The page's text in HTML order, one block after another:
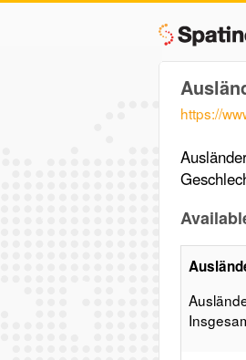
https://